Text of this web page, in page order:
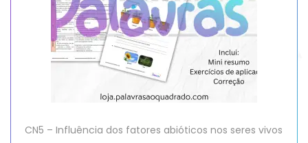
CN5 – Influência dos fatores abióticos nos seres vivos